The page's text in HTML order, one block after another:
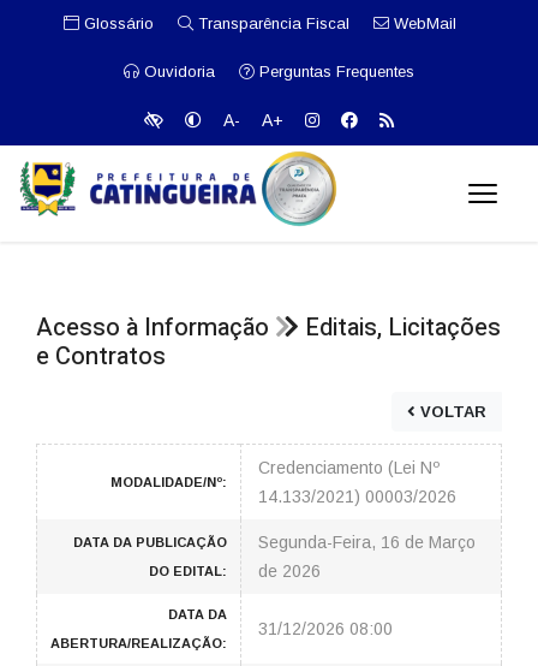
Glossário Transparência Fiscal WebMail
Ouvidoria Perguntas Frequentes
A- A+
Acesso à Informação
Editais, Licitações
e Contratos
VOLTAR
MODALIDADE/Nº:
Credenciamento (Lei Nº
14.133/2021) 00003/2026
DATA DA PUBLICAÇÃO
DO EDITAL:
Segunda-Feira, 16 de Março
de 2026
DATA DA
ABERTURA/REALIZAÇÃO:
31/12/2026 08:00